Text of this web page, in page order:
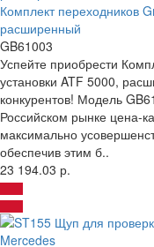
Комплект переходников
расширенный
GB61003
Успейте приобрести
установки ATF 5000,
конкурентов! Модель
Российском рынке цена-
максимально
обеспечив этим б..
23 194.03 р.